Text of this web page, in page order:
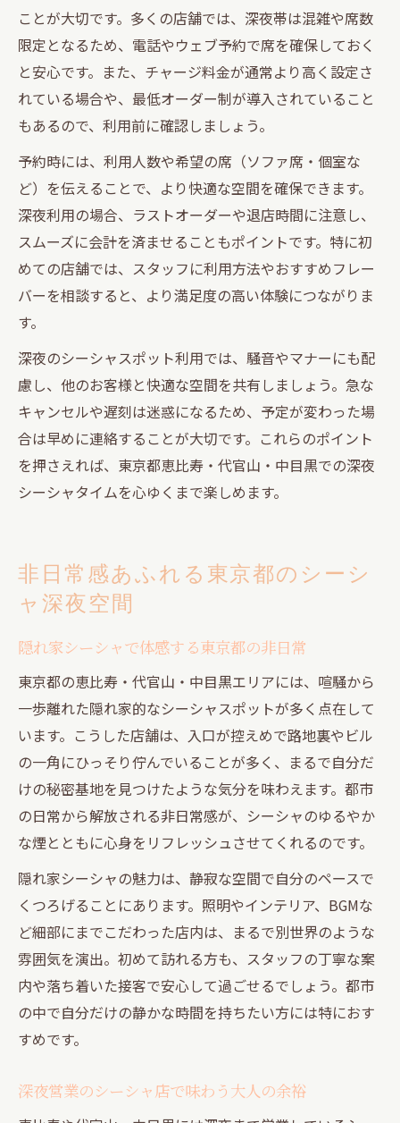
ことが大切です。多くの店舗では、深夜帯は混雑や席数
限定となるため、電話やウェブ予約で席を確保しておく
と安心です。また、チャージ料金が通常より高く設定さ
れている場合や、最低オーダー制が導入されていること
もあるので、利用前に確認しましょう。
予約時には、利用人数や希望の席（ソファ席・個室な
ど）を伝えることで、より快適な空間を確保できます。
深夜利用の場合、ラストオーダーや退店時間に注意し、
スムーズに会計を済ませることもポイントです。特に初
めての店舗では、スタッフに利用方法やおすすめフレー
バーを相談すると、より満足度の高い体験につながりま
す。
深夜のシーシャスポット利用では、騒音やマナーにも配
慮し、他のお客様と快適な空間を共有しましょう。急な
キャンセルや遅刻は迷惑になるため、予定が変わった場
合は早めに連絡することが大切です。これらのポイント
を押さえれば、東京都恵比寿・代官山・中目黒での深夜
シーシャタイムを心ゆくまで楽しめます。
非日常感あふれる東京都のシーシ
ャ深夜空間
隠れ家シーシャで体感する東京都の非日常
東京都の恵比寿・代官山・中目黒エリアには、喧騒から
一歩離れた隠れ家的なシーシャスポットが多く点在して
います。こうした店舗は、入口が控えめで路地裏やビル
の一角にひっそり佇んでいることが多く、まるで自分だ
けの秘密基地を見つけたような気分を味わえます。都市
の日常から解放される非日常感が、シーシャのゆるやか
な煙とともに心身をリフレッシュさせてくれるのです。
隠れ家シーシャの魅力は、静寂な空間で自分のペースで
くつろげることにあります。照明やインテリア、BGMな
ど細部にまでこだわった店内は、まるで別世界のような
雰囲気を演出。初めて訪れる方も、スタッフの丁寧な案
内や落ち着いた接客で安心して過ごせるでしょう。都市
の中で自分だけの静かな時間を持ちたい方には特におす
すめです。
深夜営業のシーシャ店で味わう大人の余裕